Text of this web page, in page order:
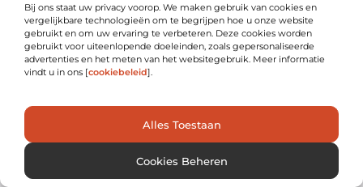
Bij ons staat uw privacy voorop. We maken gebruik van cookies en
vergelijkbare technologieën om te begrijpen hoe u onze website
gebruikt en om uw ervaring te verbeteren. Deze cookies worden
gebruikt voor uiteenlopende doeleinden, zoals gepersonaliseerde
advertenties en het meten van het websitegebruik. Meer informatie
vindt u in ons [cookiebeleid].
Alles Toestaan
Cookies Beheren
Wat is een garagedeur met loopdeur?
Een garagedeur met loopdeur is een garagedeur waarin